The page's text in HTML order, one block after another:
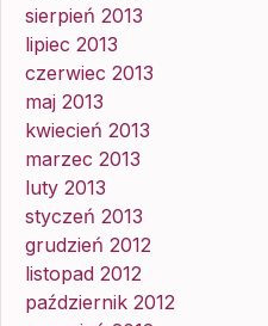
sierpień 2013
lipiec 2013
czerwiec 2013
maj 2013
kwiecień 2013
marzec 2013
luty 2013
styczeń 2013
grudzień 2012
listopad 2012
październik 2012